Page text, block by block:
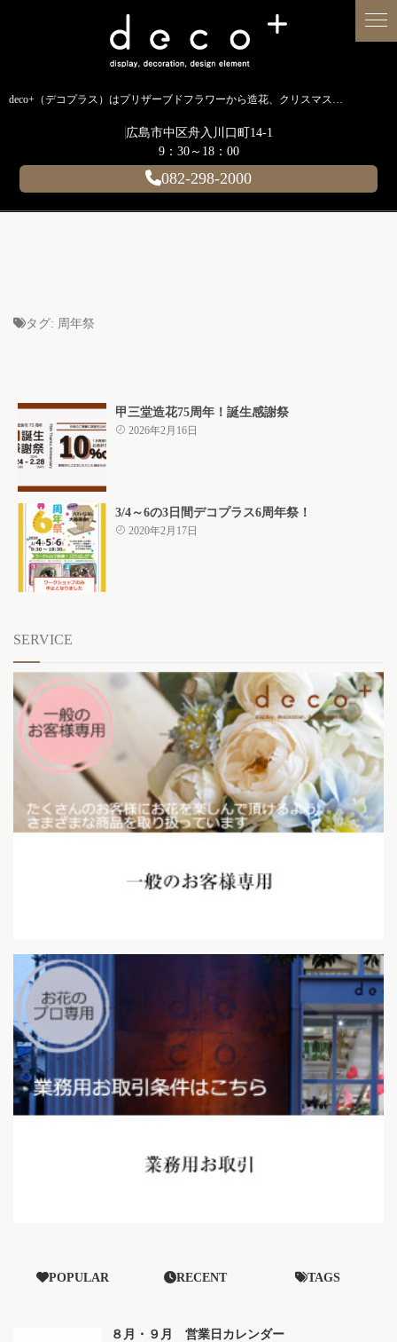
deco+（デコプラス）はプリザーブドフラワーから造花、クリスマス装飾、イルミネーションに至るまで扱う広島のディスプレイ専門ショップです。
広島市中区舟入川口町14-1
9：30～18：00
082-298-2000
タグ: 周年祭
甲三堂造花75周年！誕生感謝祭
2026年2月16日
3/4～6の3日間デコプラス6周年祭！
2020年2月17日
SERVICE
POPULAR RECENT TAGS
８月・９月 営業日カレンダー